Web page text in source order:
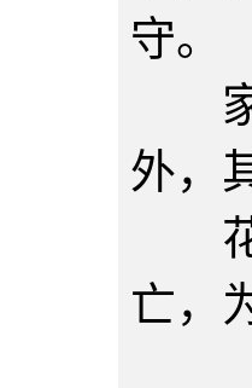
守。
家
外，
花
亡，